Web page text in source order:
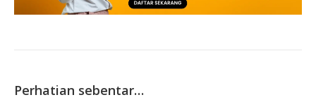
Perhatian sebentar…